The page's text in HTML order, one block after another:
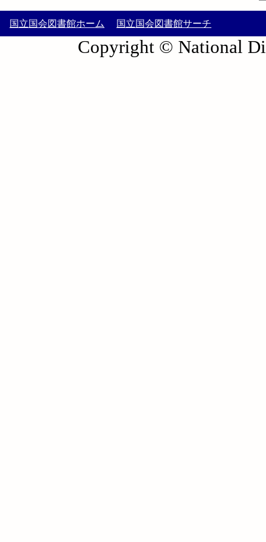
国立国会図書館ホーム 国立国会図書館サーチ
Copyright © National